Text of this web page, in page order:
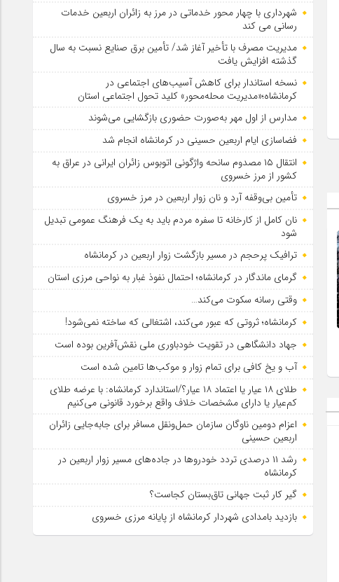
شهرداری با چهار محور خدماتی در مرز به زائران اربعین خدمات
رسانی می کند
مدیریت مصرف با تأخیر آغاز شد/ تأمین برق صنایع نسبت به سال
گذشته افزایش یافت
نسخه استاندار برای کاهش آسیب‌های اجتماعی در
کرمانشاه؛«مدیریت محله‌محور» کلید تحول اجتماعی استان
مدارس از اول مهر به‌صورت حضوری بازگشایی می‌شوند
فضاسازی ایام اربعین حسینی در کرمانشاه انجام شد
انتقال ۱۵ مصدوم سانحه واژگونی اتوبوس زائران ایرانی در عراق به
کشور از مرز خسروی
تأمین بی‌وقفه آرد و نان زوار اربعین در مرز خسروی
نان کامل از کارخانه تا سفره مردم باید به یک فرهنگ عمومی تبدیل
شود
ترافیک پرحجم در مسیر بازگشت زوار اربعین در کرمانشاه
گرمای ماندگار در کرمانشاه؛ احتمال نفوذ غبار به نواحی مرزی استان
وقتی رسانه سکوت می‌کند…
کرمانشاه؛ ثروتی که عبور می‌کند، اشتغالی که ساخته نمی‌شود!
جهاد دانشگاهی در تقویت خودباوری ملی نقش‌آفرین بوده است
آب و یخ کافی برای تمام زوار و موکب‌ها تامین شده است
طلای ۱۸ عیار یا اعتماد ۱۸ عیار؟/استاندارد کرمانشاه: با عرضه طلای
کم‌عیار یا دارای مشخصات خلاف واقع برخورد قانونی می‌کنیم
اعزام دومین ناوگان سازمان حمل‌ونقل مسافر برای جابه‌جایی زائران
اربعین حسینی
رشد ۱۱ درصدی تردد خودروها در جاده‌های مسیر زوار اربعین در
کرمانشاه
گیر کار ثبت جهانی تاق‌بستان کجاست؟
بازدید بامدادی شهردار کرمانشاه از پایانه مرزی خسروی